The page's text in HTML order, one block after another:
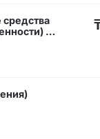
в